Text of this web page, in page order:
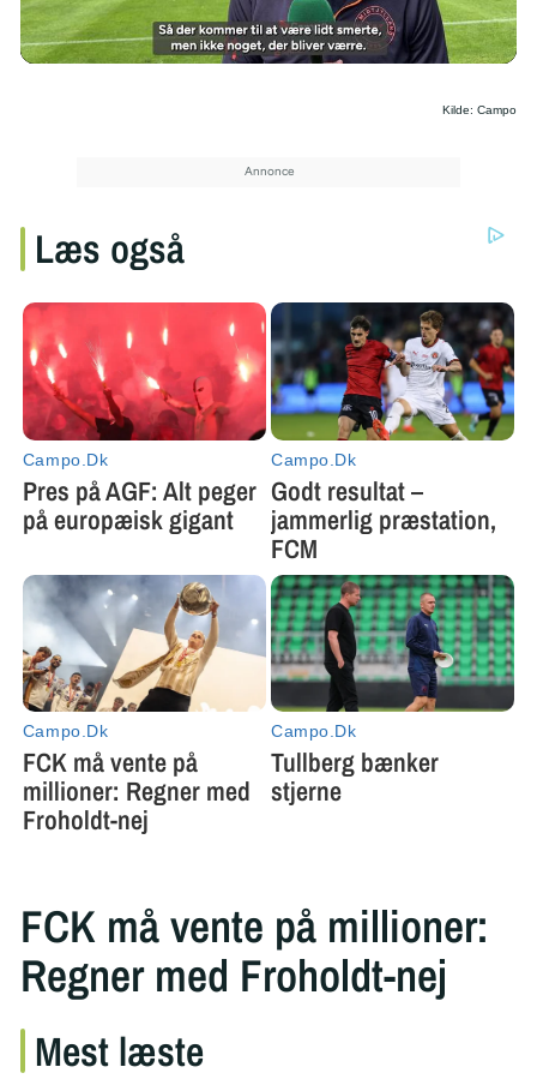
/
Kilde: Campo
FCK må vente på millioner:
Regner med Froholdt-nej
Mest læste